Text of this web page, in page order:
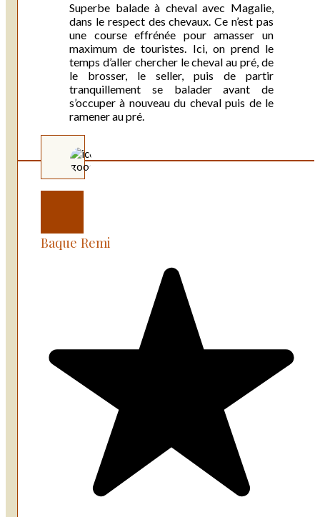
Superbe balade à cheval avec Magalie,
dans le respect des chevaux. Ce n’est pas
une course effrénée pour amasser un
maximum de touristes. Ici, on prend le
temps d’aller chercher le cheval au pré, de
le brosser, le seller, puis de partir
tranquillement se balader avant de
s’occuper à nouveau du cheval puis de le
ramener au pré.
Baque Remi